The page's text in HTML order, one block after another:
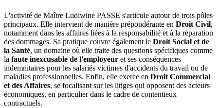
L'activité de Maître Ludiwine PASSE s'articule autour de trois pôles
principaux. Elle intervient de manière prépondérante en Droit Civil,
notamment dans les affaires liées à la responsabilité et à la réparation
des dommages. Sa pratique couvre également le Droit Social et de
la Santé, un domaine où elle traite des questions spécifiques comme
la faute inexcusable de l'employeur et ses conséquences
indemnitaires pour les salariés victimes d'accidents du travail ou de
maladies professionnelles. Enfin, elle exerce en Droit Commercial
et des Affaires, se focalisant sur les litiges qui opposent des acteurs
économiques, en particulier dans le cadre de contentieux
contractuels.